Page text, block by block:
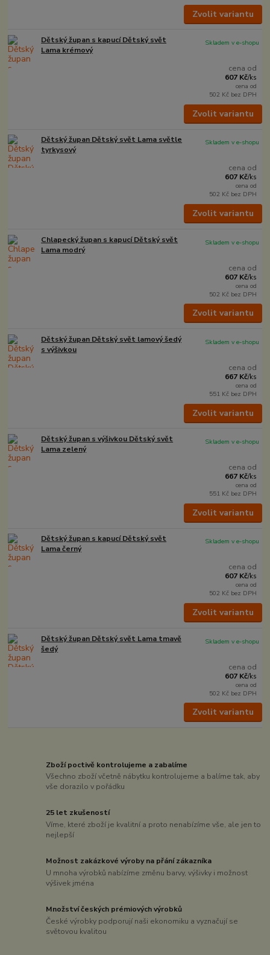
Zvolit variantu
Dětský župan s kapucí Dětský svět
Lama krémový
cena od
607 Kč/ks
cena od
502 Kč bez DPH
Skladem v e-shopu
Zvolit variantu
Dětský župan Dětský svět Lama světle
tyrkysový
cena od
607 Kč/ks
cena od
502 Kč bez DPH
Skladem v e-shopu
Zvolit variantu
Chlapecký župan s kapucí Dětský svět
Lama modrý
cena od
607 Kč/ks
cena od
502 Kč bez DPH
Skladem v e-shopu
Zvolit variantu
Dětský župan Dětský svět lamový šedý
s výšivkou
cena od
667 Kč/ks
cena od
551 Kč bez DPH
Skladem v e-shopu
Zvolit variantu
Dětský župan s výšivkou Dětský svět
Lama zelený
cena od
667 Kč/ks
cena od
551 Kč bez DPH
Skladem v e-shopu
Zvolit variantu
Dětský župan s kapucí Dětský svět
Lama černý
cena od
607 Kč/ks
cena od
502 Kč bez DPH
Skladem v e-shopu
Zvolit variantu
Dětský župan Dětský svět Lama tmavě
šedý
cena od
607 Kč/ks
cena od
502 Kč bez DPH
Skladem v e-shopu
Zvolit variantu
Zboží poctivě kontrolujeme a zabalíme
Všechno zboží včetně nábytku kontrolujeme a balíme tak, aby
vše dorazilo v pořádku
25 let zkušeností
Víme, které zboží je kvalitní a proto nenabízíme vše, ale jen to
nejlepší
Možnost zakázkové výroby na přání zákazníka
U mnoha výrobků nabízíme změnu barvy, výšivky i možnost
výšivek jména
Množství českých prémiových výrobků
České výrobky podporují naši ekonomiku a vyznačují se
světovou kvalitou